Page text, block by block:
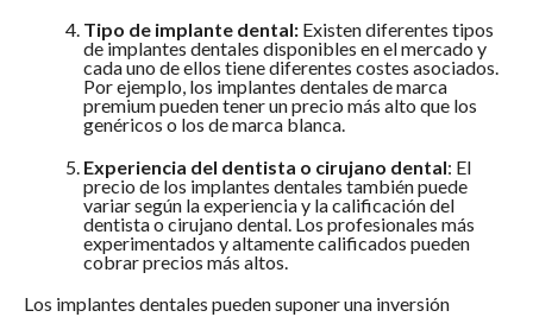
Tipo de implante dental:Existen diferentes tipos
de implantes dentales disponibles en el mercado y
cada uno de ellos tiene diferentes costes asociados.
Por ejemplo, los implantes dentales de marca
premium pueden tener un precio más alto que los
genéricos o los de marca blanca.
Experiencia del dentista o cirujano dental: El
precio de los implantes dentales también puede
variar según la experiencia y la calificación del
dentista o cirujano dental. Los profesionales más
experimentados y altamente calificados pueden
cobrar precios más altos.
Los implantes dentales pueden suponer una inversión